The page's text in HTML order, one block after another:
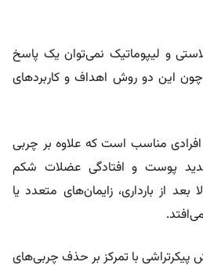
و لیپوماتیک نمی‌توان یک پاسخ
چون این دو روش اهداف و کاربردهای
افرادی مناسب است که علاوه بر چربی
پوست و افتادگی عضلات شکم
از بارداری، زایمان‌های متعدد یا
پیکرتراشی با تمرکز بر حذف چربی‌های